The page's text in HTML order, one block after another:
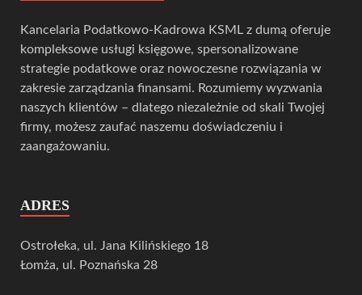
Kancelaria Podatkowo-Kadrowa KSML z dumą oferuje
kompleksowe usługi księgowe, spersonalizowane
strategie podatkowe oraz nowoczesne rozwiązania w
zakresie zarządzania finansami. Rozumiemy wyzwania
naszych klientów – dlatego niezależnie od skali Twojej
firmy, możesz zaufać naszemu doświadczeniu i
zaangażowaniu.
ADRES
Ostrołeka, ul. Jana Kilińskiego 18
Łomża, ul. Poznańska 28